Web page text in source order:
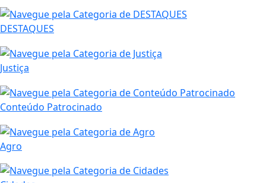
DESTAQUES
Justiça
Conteúdo Patrocinado
Agro